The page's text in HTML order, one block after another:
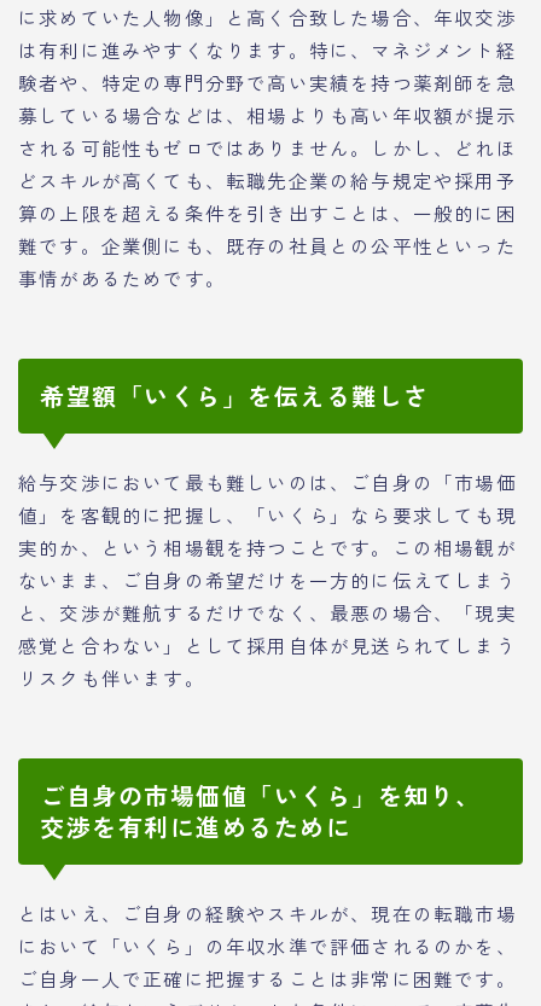
に求めていた人物像」と高く合致した場合、年収交渉
は有利に進みやすくなります。特に、マネジメント経
験者や、特定の専門分野で高い実績を持つ薬剤師を急
募している場合などは、相場よりも高い年収額が提示
される可能性もゼロではありません。しかし、どれほ
どスキルが高くても、転職先企業の給与規定や採用予
算の上限を超える条件を引き出すことは、一般的に困
難です。企業側にも、既存の社員との公平性といった
事情があるためです。
希望額「いくら」を伝える難しさ
給与交渉において最も難しいのは、ご自身の「市場価
値」を客観的に把握し、「いくら」なら要求しても現
実的か、という相場観を持つことです。この相場観が
ないまま、ご自身の希望だけを一方的に伝えてしまう
と、交渉が難航するだけでなく、最悪の場合、「現実
感覚と合わない」として採用自体が見送られてしまう
リスクも伴います。
ご自身の市場価値「いくら」を知り、
交渉を有利に進めるために
とはいえ、ご自身の経験やスキルが、現在の転職市場
において「いくら」の年収水準で評価されるのかを、
ご自身一人で正確に把握することは非常に困難です。